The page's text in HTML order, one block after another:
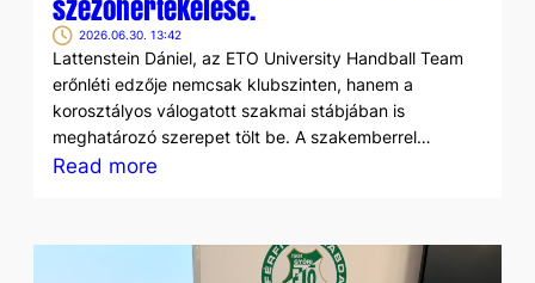
szezonértékelése.
2026.06.30. 13:42
Lattenstein Dániel, az ETO University Handball Team
erőnléti edzője nemcsak klubszinten, hanem a
korosztályos válogatott szakmai stábjában is
meghatározó szerepet tölt be. A szakemberrel…
Read more
mellett